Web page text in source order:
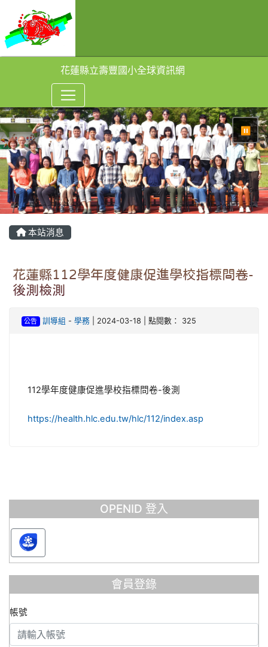
花蓮縣立壽豐國小全球資訊網
⏸
本站消息
花蓮縣112學年度健康促進學校指標問卷-
後測檢測
公告 訓導組 - 學務| 2024-03-18 | 點閱數： 325
112學年度健康促進學校指標問卷-後測
https://health.hlc.edu.tw/hlc/112/index.asp
OPENID 登入
會員登錄
帳號